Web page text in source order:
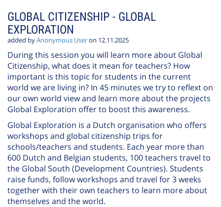
GLOBAL CITIZENSHIP - GLOBAL
EXPLORATION
added byAnonymous Useron 12.11.2025
During this session you will learn more about Global
Citizenship, what does it mean for teachers? How
important is this topic for students in the current
world we are living in? In 45 minutes we try to reflext on
our own world view and learn more about the projects
Global Exploration offer to boost this awareness.
Global Exploration is a Dutch organisation who offers
workshops and global citizenship trips for
schools/teachers and students. Each year more than
600 Dutch and Belgian students, 100 teachers travel to
the Global South (Development Countries). Students
raise funds, follow workshops and travel for 3 weeks
together with their own teachers to learn more about
themselves and the world.